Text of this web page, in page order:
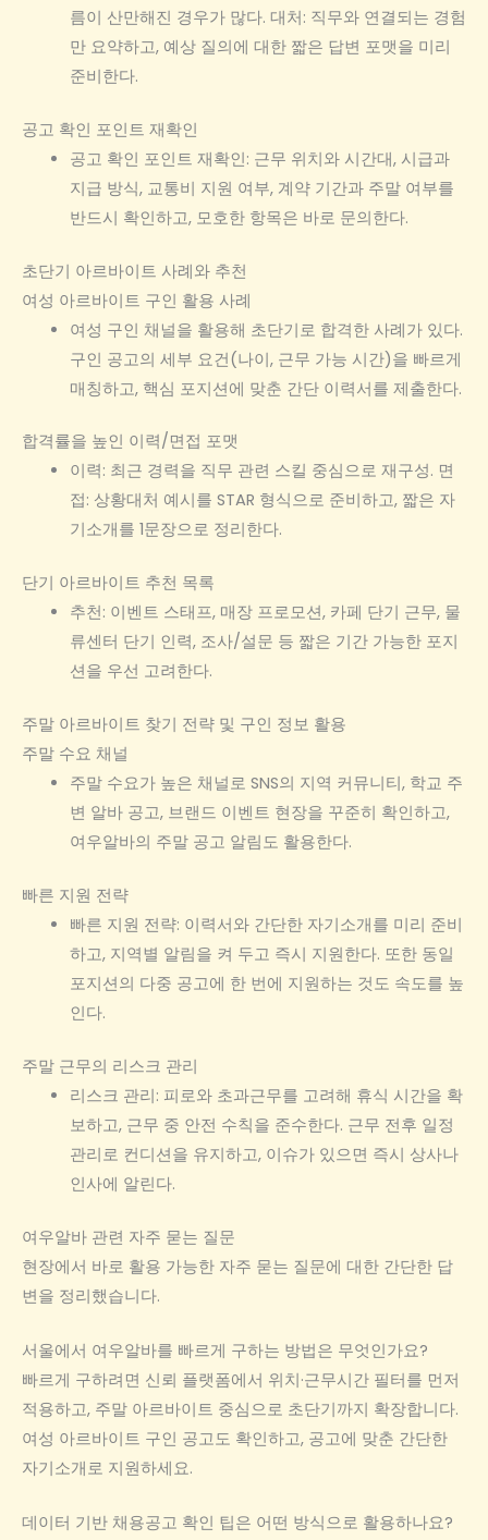
름이 산만해진 경우가 많다. 대처: 직무와 연결되는 경험
만 요약하고, 예상 질의에 대한 짧은 답변 포맷을 미리
준비한다.
공고 확인 포인트 재확인
공고 확인 포인트 재확인: 근무 위치와 시간대, 시급과
지급 방식, 교통비 지원 여부, 계약 기간과 주말 여부를
반드시 확인하고, 모호한 항목은 바로 문의한다.
초단기 아르바이트 사례와 추천
여성 아르바이트 구인 활용 사례
여성 구인 채널을 활용해 초단기로 합격한 사례가 있다.
구인 공고의 세부 요건(나이, 근무 가능 시간)을 빠르게
매칭하고, 핵심 포지션에 맞춘 간단 이력서를 제출한다.
합격률을 높인 이력/면접 포맷
이력: 최근 경력을 직무 관련 스킬 중심으로 재구성. 면
접: 상황대처 예시를 STAR 형식으로 준비하고, 짧은 자
기소개를 1문장으로 정리한다.
단기 아르바이트 추천 목록
추천: 이벤트 스태프, 매장 프로모션, 카페 단기 근무, 물
류센터 단기 인력, 조사/설문 등 짧은 기간 가능한 포지
션을 우선 고려한다.
주말 아르바이트 찾기 전략 및 구인 정보 활용
주말 수요 채널
주말 수요가 높은 채널로 SNS의 지역 커뮤니티, 학교 주
변 알바 공고, 브랜드 이벤트 현장을 꾸준히 확인하고,
여우알바의 주말 공고 알림도 활용한다.
빠른 지원 전략
빠른 지원 전략: 이력서와 간단한 자기소개를 미리 준비
하고, 지역별 알림을 켜 두고 즉시 지원한다. 또한 동일
포지션의 다중 공고에 한 번에 지원하는 것도 속도를 높
인다.
주말 근무의 리스크 관리
리스크 관리: 피로와 초과근무를 고려해 휴식 시간을 확
보하고, 근무 중 안전 수칙을 준수한다. 근무 전후 일정
관리로 컨디션을 유지하고, 이슈가 있으면 즉시 상사나
인사에 알린다.
여우알바 관련 자주 묻는 질문
현장에서 바로 활용 가능한 자주 묻는 질문에 대한 간단한 답
변을 정리했습니다.
서울에서 여우알바를 빠르게 구하는 방법은 무엇인가요?
빠르게 구하려면 신뢰 플랫폼에서 위치·근무시간 필터를 먼저
적용하고, 주말 아르바이트 중심으로 초단기까지 확장합니다.
여성 아르바이트 구인 공고도 확인하고, 공고에 맞춘 간단한
자기소개로 지원하세요.
데이터 기반 채용공고 확인 팁은 어떤 방식으로 활용하나요?